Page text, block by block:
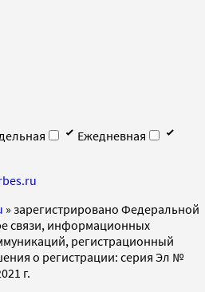
Ежедневная
» зарегистрировано Федеральной
связи, информационных
регистрационный
о регистрации: серия Эл №
г.